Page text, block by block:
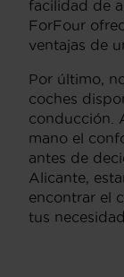
facilidad de
ForFour
ventajas de
Por último,
coches
conducción.
mano el
antes de
Alicante,
encontrar el
tus